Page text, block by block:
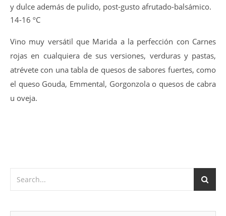
y dulce además de pulido, post-gusto afrutado-balsámico.
14-16 ºC
Vino muy versátil que Marida a la perfección con Carnes
rojas en cualquiera de sus versiones, verduras y pastas,
atrévete con una tabla de quesos de sabores fuertes, como
el queso Gouda, Emmental, Gorgonzola o quesos de cabra
u oveja.